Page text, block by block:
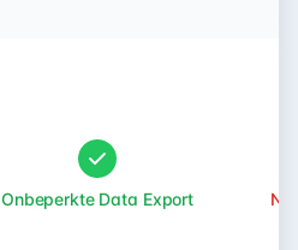
Onbeperkte Data Export